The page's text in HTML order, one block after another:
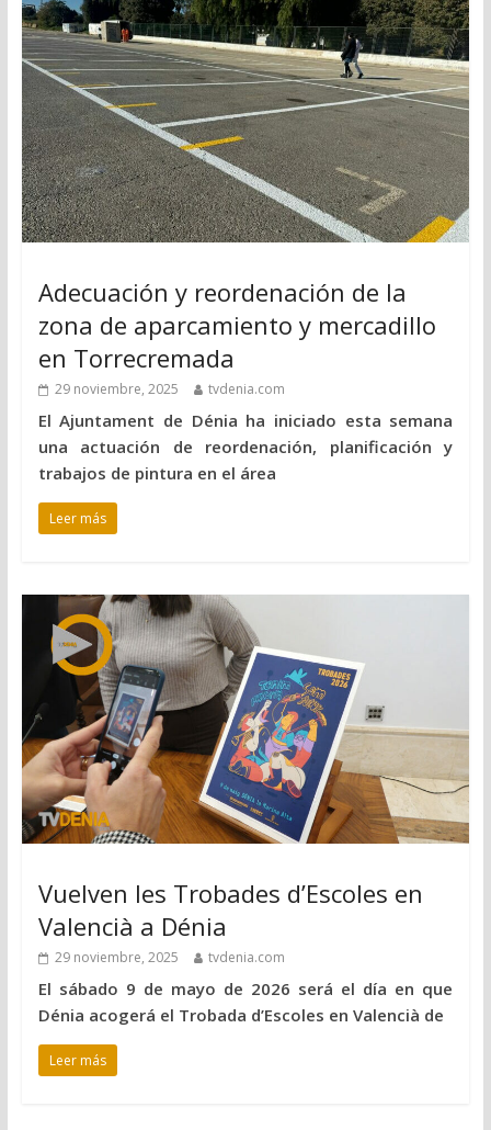
Adecuación y reordenación de la
zona de aparcamiento y mercadillo
en Torrecremada
29 noviembre, 2025 tvdenia.com
El Ajuntament de Dénia ha iniciado esta semana
una actuación de reordenación, planificación y
trabajos de pintura en el área
Leer más
Vuelven les Trobades d’Escoles en
Valencià a Dénia
29 noviembre, 2025 tvdenia.com
El sábado 9 de mayo de 2026 será el día en que
Dénia acogerá el Trobada d’Escoles en Valencià de
Leer más